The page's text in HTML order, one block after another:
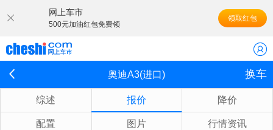
网上车市
500元加油红包免费领
领取红包
奥迪A3(进口) 换车
综述 报价 降价
配置 图片 行情资讯